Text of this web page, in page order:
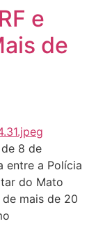
e
de
8 de
entre a Polícia
do Mato
mais de 20